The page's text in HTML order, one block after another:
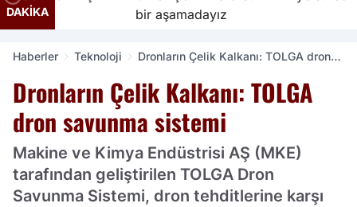
DAKİKA
bir aşamadayız
Haberler Teknoloji
Dronların Çelik Kalkanı: TOLGA dron
Dronların Çelik Kalkanı: TOLGA
dron savunma sistemi
Makine ve Kimya Endüstrisi AŞ (MKE)
tarafından geliştirilen TOLGA Dron
Savunma Sistemi, dron tehditlerine karşı